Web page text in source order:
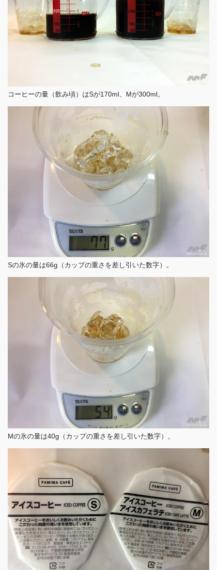
コーヒーの量（飲み頃）はSが170ml、Mが300ml。
Sの氷の量は66g（カップの重さを差し引いた数字）。
Mの氷の量は40g（カップの重さを差し引いた数字）。